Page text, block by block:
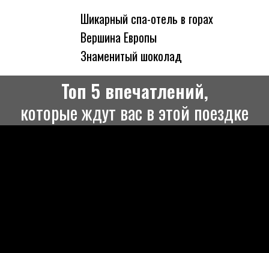
Шикарный спа-отель в горах
Вершина Европы
Знаменитый шоколад
Топ 5 впечатлений,
которые ждут вас в этой поездке